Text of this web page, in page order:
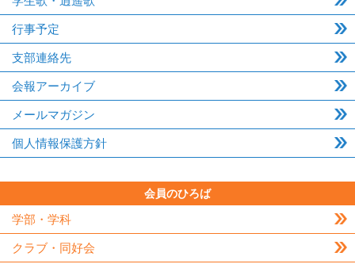
行事予定
支部連絡先
会報アーカイブ
メールマガジン
個人情報保護方針
会員のひろば
学部・学科
クラブ・同好会